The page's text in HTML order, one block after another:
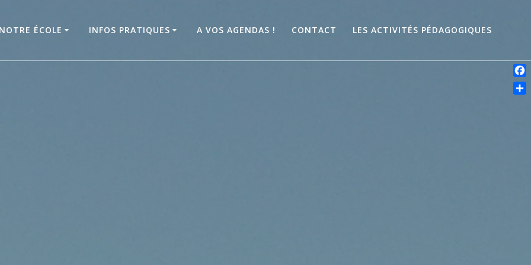
NOTRE ÉCOLE INFOS PRATIQUES A VOS AGENDAS ! CONTACT LES ACTIVITÉS PÉDAGOGIQUES